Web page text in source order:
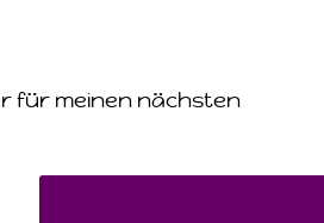
für meinen nächsten